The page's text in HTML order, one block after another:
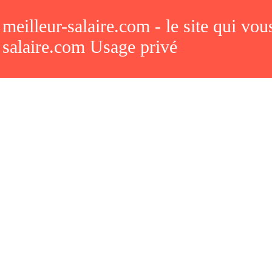
meilleur-salaire.com - le site qui
salaire.com Usage privé